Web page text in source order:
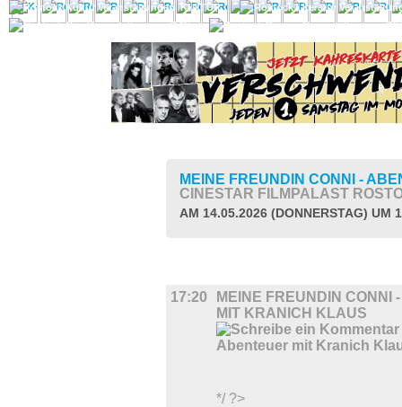
KULTUR
GAY
MEINE FREUNDIN CONNI -
CINESTAR FILMPALAST
AM 14.05.2026 (DONNERSTAG) UM
17:20
MEINE FREUNDIN CONNI
MIT KRANICH KLAUS
*/ ?>